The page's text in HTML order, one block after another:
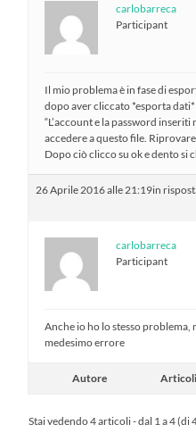
carlobarreca
Participant
Il mio problema è in fase di
dopo aver cliccato *esporta
“L’account e la password
accedere a questo file.
Dopo ciò clicco su ok e dento si
26 Aprile 2016 alle 21:19in
carlobarreca
Participant
Anche io ho lo stesso problema,
medesimo errore
Autore Articoli
Stai vedendo 4 articoli - dal 1 a 4 (di